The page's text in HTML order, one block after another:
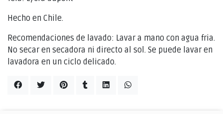
Hecho en Chile.
Recomendaciones de lavado: Lavar a mano con agua fria.
No secar en secadora ni directo al sol. Se puede lavar en
lavadora en un ciclo delicado.